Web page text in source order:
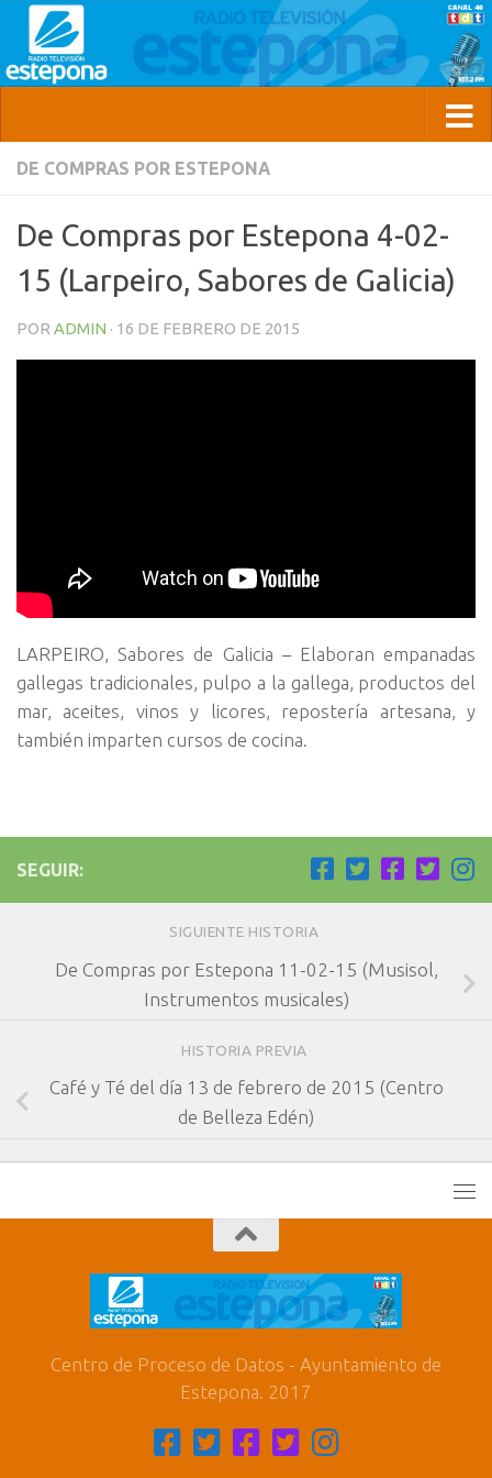
DE COMPRAS POR ESTEPONA
De Compras por Estepona 4-02-
15 (Larpeiro, Sabores de Galicia)
POR ADMIN · 16 DE FEBRERO DE 2015
LARPEIRO, Sabores de Galicia – Elaboran empanadas
gallegas tradicionales, pulpo a la gallega, productos del
mar, aceites, vinos y licores, repostería artesana, y
también imparten cursos de cocina.
SEGUIR:
SIGUIENTE HISTORIA
De Compras por Estepona 11-02-15 (Musisol,
Instrumentos musicales)
HISTORIA PREVIA
Café y Té del día 13 de febrero de 2015 (Centro
de Belleza Edén)
Centro de Proceso de Datos - Ayuntamiento de
Estepona. 2017